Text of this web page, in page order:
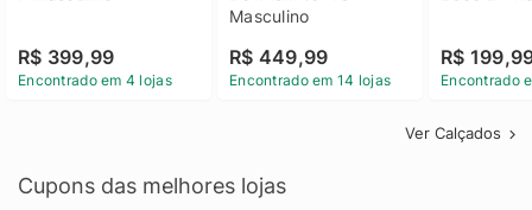
R$ 399,99
Encontrado em 4 lojas
Masculino
R$ 449,99
Encontrado em 14 lojas
R$
Encontrado
Ver Calçados
Cupons das melhores lojas